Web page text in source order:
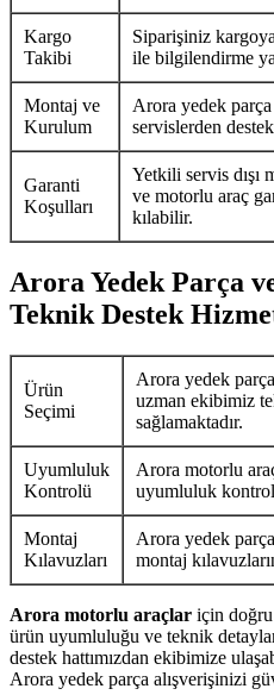
Kargo
Takibi
Siparişiniz
ile bilgilendirme
Montaj ve
Kurulum
Arora yedek
servislerden
Garanti
Koşulları
Yetkili servis dışı
ve motorlu araç
kılabilir.
Arora Yedek Parça
Teknik Destek
Ürün
Seçimi
Arora yedek
uzman ekibimiz
sağlamaktadır.
Uyumluluk
Kontrolü
Arora motorlu
uyumluluk
Montaj
Kılavuzları
Arora yedek
montaj
Arora motorlu araçlar için doğru
ürün uyumluluğu ve teknik
destek hattımızdan ekibimize
Arora yedek parça alışverişinizi